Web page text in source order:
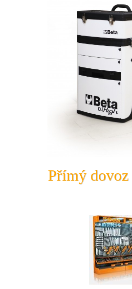
Přímý